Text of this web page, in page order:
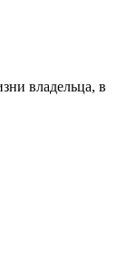
владельца, в